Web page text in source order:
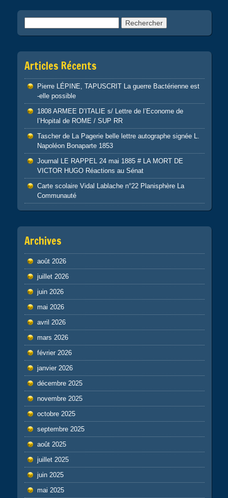
Articles Récents
Pierre LÉPINE, TAPUSCRIT La guerre Bactérienne est
-elle possible
1808 ARMEE D’ITALIE s/ Lettre de l’Econome de
l’Hopital de ROME / SUP RR
Tascher de La Pagerie belle lettre autographe signée L.
Napoléon Bonaparte 1853
Journal LE RAPPEL 24 mai 1885 # LA MORT DE
VICTOR HUGO Réactions au Sénat
Carte scolaire Vidal Lablache n°22 Planisphère La
Communauté
Archives
août 2026
juillet 2026
juin 2026
mai 2026
avril 2026
mars 2026
février 2026
janvier 2026
décembre 2025
novembre 2025
octobre 2025
septembre 2025
août 2025
juillet 2025
juin 2025
mai 2025